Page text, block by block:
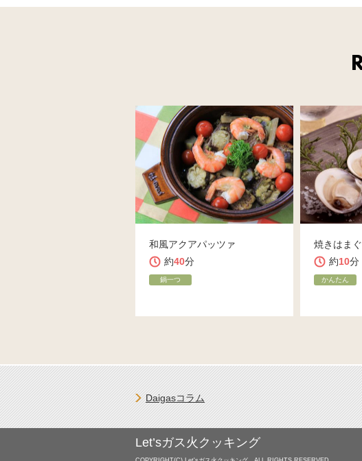
和風アクアパッツァ
約40分
鍋一つ
焼きはま
約10分
かんたん
Daigasコラム
Let’sガス火クッキング